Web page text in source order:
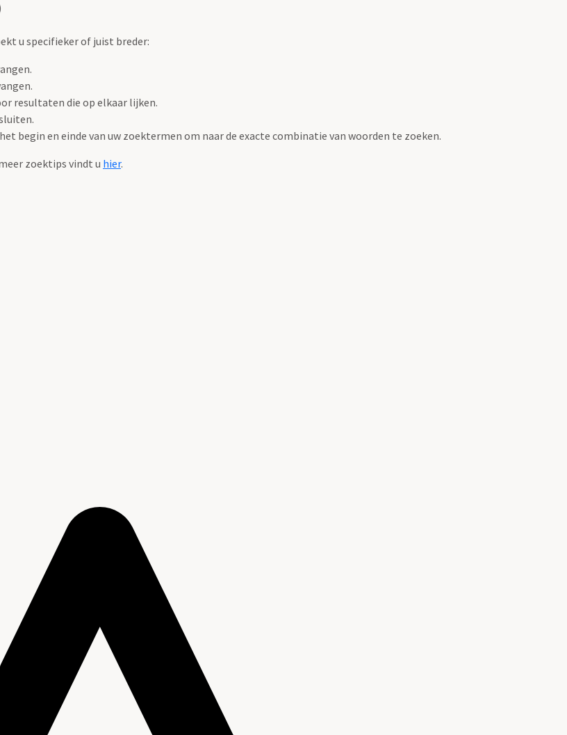
u specifieker of juist breder:
resultaten die op elkaar lijken.
begin en einde van uw zoektermen om naar de exacte combinatie van woorden te zoeken.
zoektips vindt u hier.